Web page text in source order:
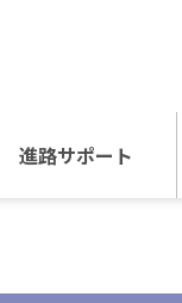
進路サポート